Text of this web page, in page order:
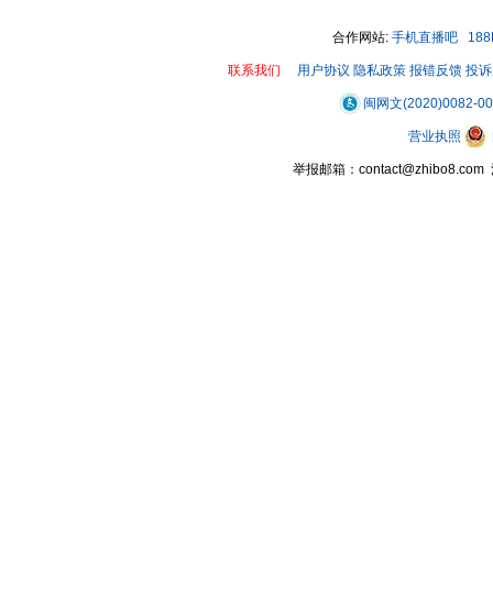
合作网站: 手机直播吧
联系我们 用户协议 隐私政策 报错反馈 投
闽网文(2020)0082-
营业执照
举报邮箱：